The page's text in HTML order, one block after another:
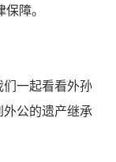
障。
一起看看外孙
公的遗产继承